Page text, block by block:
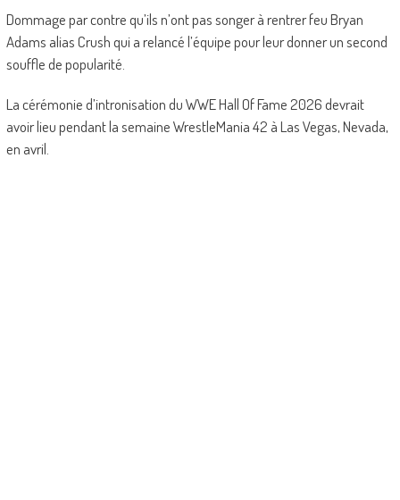
Dommage par contre qu’ils n’ont pas songer à rentrer feu Bryan
Adams alias Crush qui a relancé l’équipe pour leur donner un second
souffle de popularité.
La cérémonie d’intronisation du WWE Hall Of Fame 2026 devrait
avoir lieu pendant la semaine WrestleMania 42 à Las Vegas, Nevada,
en avril.